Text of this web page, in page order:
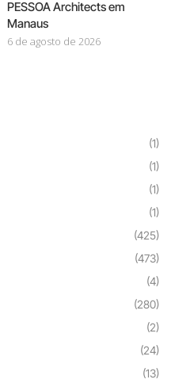
PESSOA Architects em
Manaus
6 de agosto de 2026
(1)
(1)
(1)
(1)
(425)
(473)
(4)
(280)
(2)
(24)
(13)